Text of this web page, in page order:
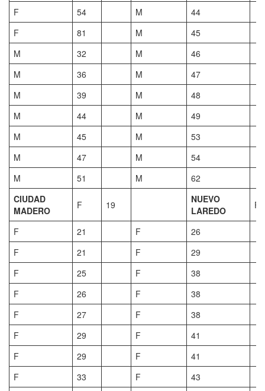
F
54 M
44
F
81 M
45
M
32 M
46
M
36 M
47
M
39 M
48
M
44 M
49
M
45 M
53
M
47 M
54
M
51 M
62
CIUDAD
MADERO
F 19
NUEVO
LAREDO
F
F 21 F
26
F
21 F
29
F
25 F
38
F
26 F
38
F
27 F
38
F
29 F
41
F
29 F
41
F
33 F
43